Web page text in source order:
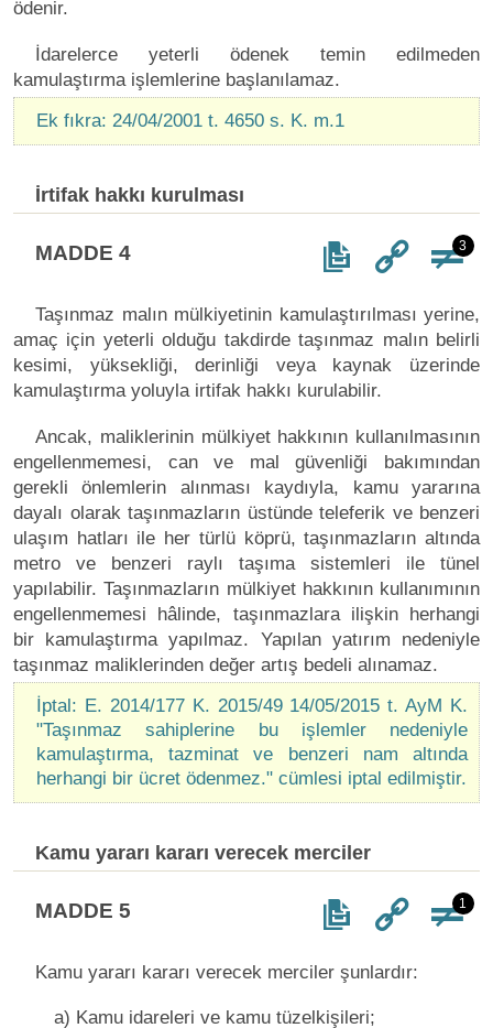
ödenir.
İdarelerce yeterli ödenek temin edilmeden
kamulaştırma işlemlerine başlanılamaz.
Ek fıkra: 24/04/2001 t. 4650 s. K. m.1
İrtifak hakkı kurulması
MADDE 4 3
Taşınmaz malın mülkiyetinin kamulaştırılması yerine,
amaç için yeterli olduğu takdirde taşınmaz malın belirli
kesimi, yüksekliği, derinliği veya kaynak üzerinde
kamulaştırma yoluyla irtifak hakkı kurulabilir.
Ancak, maliklerinin mülkiyet hakkının kullanılmasının
engellenmemesi, can ve mal güvenliği bakımından
gerekli önlemlerin alınması kaydıyla, kamu yararına
dayalı olarak taşınmazların üstünde teleferik ve benzeri
ulaşım hatları ile her türlü köprü, taşınmazların altında
metro ve benzeri raylı taşıma sistemleri ile tünel
yapılabilir. Taşınmazların mülkiyet hakkının kullanımının
engellenmemesi hâlinde, taşınmazlara ilişkin herhangi
bir kamulaştırma yapılmaz. Yapılan yatırım nedeniyle
taşınmaz maliklerinden değer artış bedeli alınamaz.
İptal: E. 2014/177 K. 2015/49 14/05/2015 t. AyM K.
"Taşınmaz sahiplerine bu işlemler nedeniyle
kamulaştırma, tazminat ve benzeri nam altında
herhangi bir ücret ödenmez." cümlesi iptal edilmiştir.
Kamu yararı kararı verecek merciler
MADDE 5 1
Kamu yararı kararı verecek merciler şunlardır:
a) Kamu idareleri ve kamu tüzelkişileri;